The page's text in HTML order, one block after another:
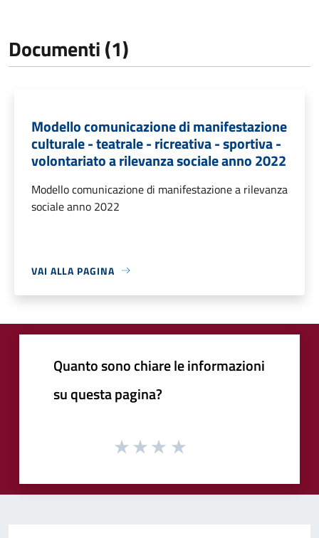
Documenti (1)
Modello comunicazione di manifestazione
culturale - teatrale - ricreativa - sportiva -
volontariato a rilevanza sociale anno 2022
Modello comunicazione di manifestazione a rilevanza
sociale anno 2022
VAI ALLA PAGINA
Quanto sono chiare le informazioni
su questa pagina?